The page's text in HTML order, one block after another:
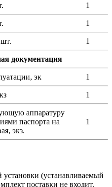
1
1
1
документация
эк 1
1
аппаратуру
паспорта на
экз.
1
(устанавливаемый
поставки не входит.